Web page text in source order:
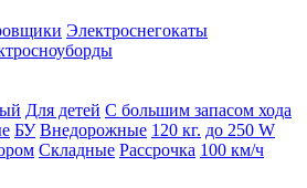
Электроснегокаты
Для детей С большим запасом хода
БУ Внедорожные 120 кг. до 250 W
Складные Рассрочка 100 км/ч